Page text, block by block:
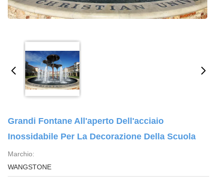
Grandi Fontane All'aperto Dell'acciaio
Inossidabile Per La Decorazione Della Scuola
Marchio:
WANGSTONE